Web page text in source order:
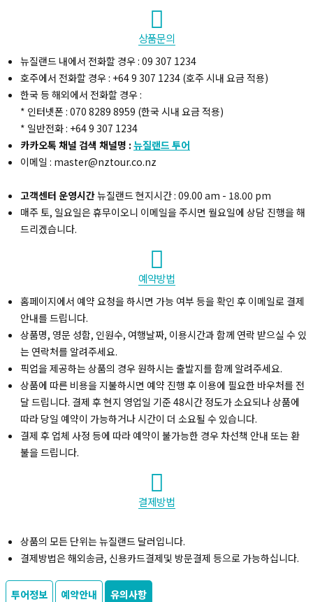
상품문의
뉴질랜드 내에서 전화할 경우 : 09 307 1234
호주에서 전화할 경우 : +64 9 307 1234 (호주 시내 요금 적용)
한국 등 해외에서 전화할 경우 :
* 인터넷폰 : 070 8289 8959 (한국 시내 요금 적용)
* 일반전화 : +64 9 307 1234
카카오톡 채널 검색 채널명 : 뉴질랜드 투어
이메일 : master@nztour.co.nz
고객센터 운영시간뉴질랜드 현지시간 : 09.00 am - 18.00 pm
매주 토, 일요일은 휴무이오니 이메일을 주시면 월요일에 상담 진행을 해
드리겠습니다.
예약방법
홈페이지에서 예약 요청을 하시면 가능 여부 등을 확인 후 이메일로 결제
안내를 드립니다.
상품명, 영문 성함, 인원수, 여행날짜, 이용시간과 함께 연락 받으실 수 있
는 연락처를 알려주세요.
픽업을 제공하는 상품의 경우 원하시는 출발지를 함께 알려주세요.
상품에 따른 비용을 지불하시면 예약 진행 후 이용에 필요한 바우처를 전
달 드립니다. 결제 후 현지 영업일 기준 48시간 정도가 소요되나 상품에
따라 당일 예약이 가능하거나 시간이 더 소요될 수 있습니다.
결제 후 업체 사정 등에 따라 예약이 불가능한 경우 차선책 안내 또는 환
불을 드립니다.
결제방법
상품의 모든 단위는 뉴질랜드 달러입니다.
결제방법은 해외송금, 신용카드결제및 방문결제 등으로 가능하십니다.
투어정보 예약안내 유의사항
복사하기